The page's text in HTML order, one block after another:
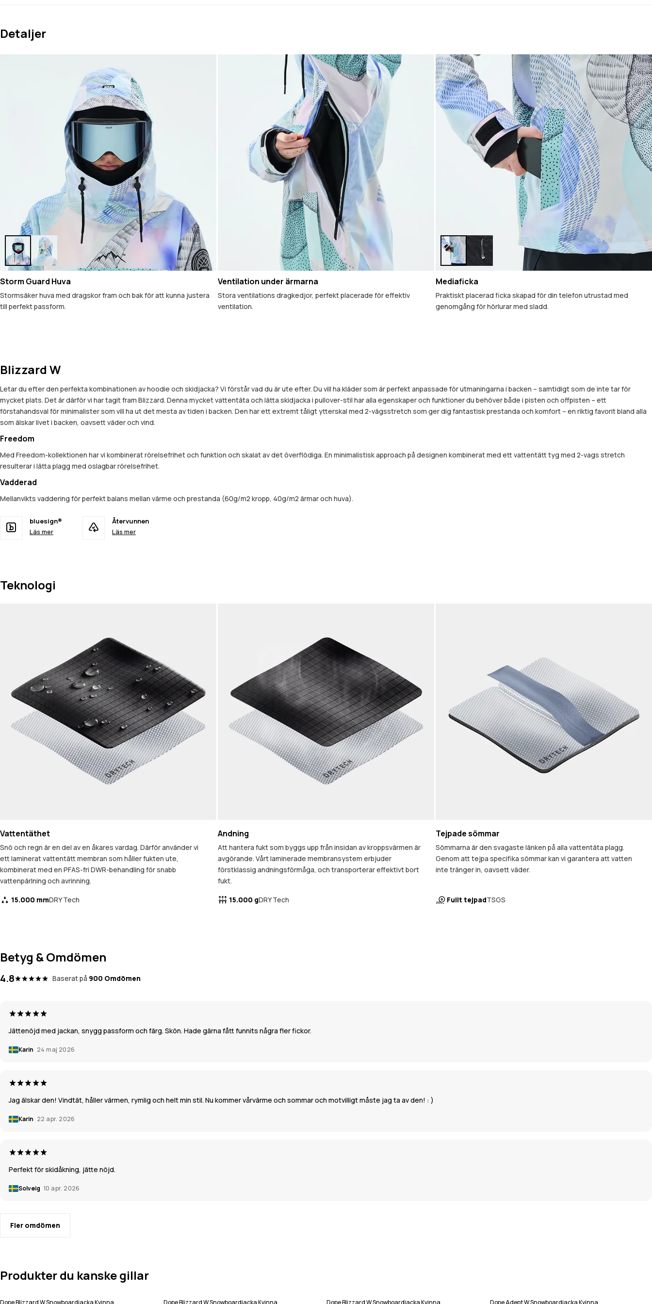
Detaljer
Storm Guard Huva
Stormsäker huva med dragskor fram och bak för att kunna justera
till perfekt passform.
Ventilation under ärmarna
Stora ventilations dragkedjor, perfekt placerade för effektiv
ventilation.
Mediaficka
Praktiskt placerad ficka skapad för din telefon utrustad med
genomgång för hörlurar med sladd.
Blizzard W
Letar du efter den perfekta kombinationen av hoodie och skidjacka? Vi förstår vad du är ute efter. Du vill ha kläder som är perfekt anpassade för utmaningarna i backen – samtidigt som de inte tar för
mycket plats. Det är därför vi har tagit fram Blizzard. Denna mycket vattentäta och lätta skidjacka i pullover-stil har alla egenskaper och funktioner du behöver både i pisten och offpisten – ett
förstahandsval för minimalister som vill ha ut det mesta av tiden i backen. Den har ett extremt tåligt ytterskal med 2-vägsstretch som ger dig fantastisk prestanda och komfort – en riktig favorit bland alla
som älskar livet i backen, oavsett väder och vind.
Freedom
Med Freedom-kollektionen har vi kombinerat rörelsefrihet och funktion och skalat av det överflödiga. En minimalistisk approach på designen kombinerat med ett vattentätt tyg med 2-vags stretch
resulterar i lätta plagg med oslagbar rörelsefrihet.
Vadderad
Mellanvikts vaddering för perfekt balans mellan värme och prestanda (60g/m2 kropp, 40g/m2 ärmar och huva).
bluesign®
Läs mer
Återvunnen
Läs mer
Teknologi
Vattentäthet
Snö och regn är en del av en åkares vardag. Därför använder vi
ett laminerat vattentätt membran som håller fukten ute,
kombinerat med en PFAS-fri DWR-behandling för snabb
vattenpärlning och avrinning.
15.000 mmDRY Tech
Andning
Att hantera fukt som byggs upp från insidan av kroppsvärmen är
avgörande. Vårt laminerade membransystem erbjuder
förstklassig andningsförmåga, och transporterar effektivt bort
fukt.
15.000 gDRY Tech
Tejpade sömmar
Sömmarna är den svagaste länken på alla vattentäta plagg.
Genom att tejpa specifika sömmar kan vi garantera att vatten
inte tränger in, oavsett väder.
Fullt tejpadTSGS
Betyg & Omdömen
4.8 Baserat på 900 Omdömen
Jättenöjd med jackan, snygg passform och färg. Skön. Hade gärna fått funnits några fler fickor.
Karin 24 maj 2026
Jag älskar den! Vindtät, håller värmen, rymlig och helt min stil. Nu kommer vårvärme och sommar och motvilligt måste jag ta av den! : )
Karin 22 apr. 2026
Perfekt för skidåkning, jätte nöjd.
Solveig 10 apr. 2026
Fler omdömen
Produkter du kanske gillar
Dope Blizzard W Snowboardjacka Kvinna Dope Blizzard W Snowboardjacka Kvinna Dope Blizzard W Snowboardjacka Kvinna Dope Adept W Snowboardjacka Kvinna